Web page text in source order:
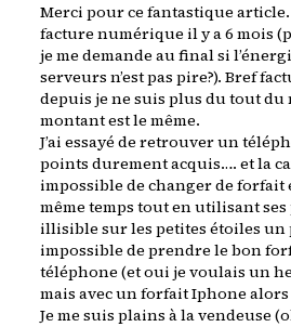
Merci pour ce fantastique article.
facture numérique il y a 6 mois
je me demande au final si
serveurs n’est pas pire?). Bref
depuis je ne suis plus du tout du
montant est le même.
J’ai essayé de retrouver un
points durement acquis…. et la
impossible de changer de forfait
même temps tout en utilisant
illisible sur les petites étoiles un
impossible de prendre le bon
téléphone (et oui je voulais un
mais avec un forfait Iphone
Je me suis plains à la vendeuse